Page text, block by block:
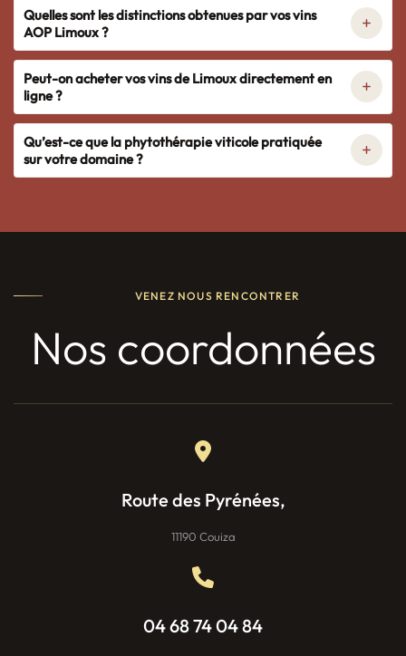
Quelles sont les distinctions obtenues par vos vins
AOP Limoux ?
Peut-on acheter vos vins de Limoux directement en
ligne ?
Qu’est-ce que la phytothérapie viticole pratiquée
sur votre domaine ?
VENEZ NOUS RENCONTRER
Nos coordonnées
Route des Pyrénées,
11190 Couiza
04 68 74 04 84